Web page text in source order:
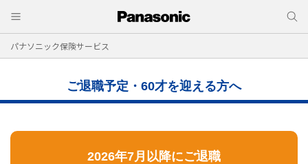
パナソニック保険サービス
ご退職予定・60才を迎える方へ
2026年7月以降にご退職